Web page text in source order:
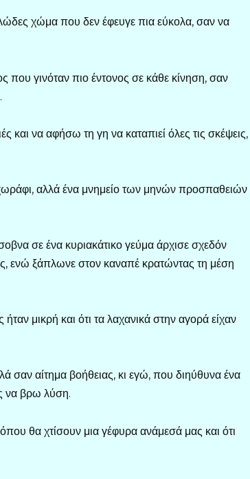
χώμα που δεν έφευγε πια εύκολα, σαν να
γινόταν πιο έντονος σε κάθε κίνηση, σαν
να αφήσω τη γη να καταπιεί όλες τις σκέψεις,
αλλά ένα μνημείο των μηνών προσπαθειών
σε ένα κυριακάτικο γεύμα άρχισε σχεδόν
ενώ ξάπλωνε στον καναπέ κρατώντας τη μέση
μικρή και ότι τα λαχανικά στην αγορά είχαν
σαν αίτημα βοήθειας, κι εγώ, που διηύθυνα ένα
να βρω λύση.
θα χτίσουν μια γέφυρα ανάμεσά μας και ότι